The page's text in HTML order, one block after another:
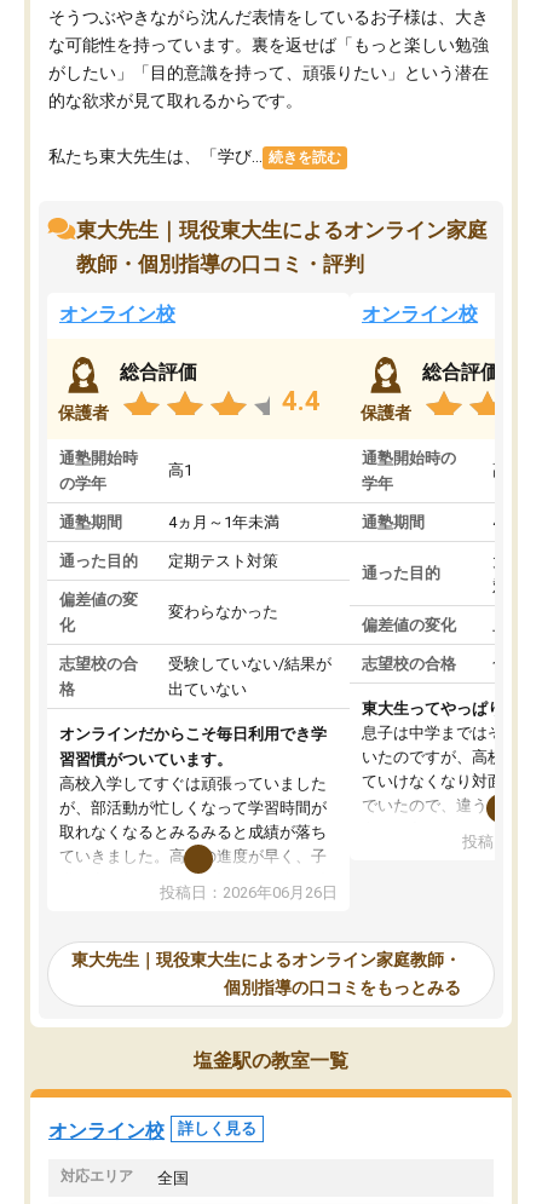
そうつぶやきながら沈んだ表情をしているお子様は、大き
な可能性を持っています。裏を返せば「もっと楽しい勉強
がしたい」「目的意識を持って、頑張りたい」という潜在
的な欲求が見て取れるからです。
私たち東大先生は、「学び... 続きを読む
東大先生｜現役東大生によるオンライン家庭
教師・個別指導の口コミ・評判
オンライン校
保護者
総合評価
4.4
通塾開始時
の学年
高1
通塾期間 4ヵ月～1年未満
通った目的 定期テスト対策
偏差値の変
化
変わらなかった
志望校の合
格
受験していない/結果が
出ていない
オンラインだからこそ毎日利用でき学
習習慣がついています。
高校入学してすぐは頑張っていました
が、部活動が忙しくなって学習時間が
取れなくなるとみるみると成績が落ち
ていきました。高校の進度が早く、子
供も家に帰って勉強の話すると嫌な反
応を示します。東大先生にお願いして
れるので、親としても安心です。毎日
使える自習室とかもあり、わからない
ところがあれば先生が回答してくれる
のも重宝しています。
投稿日：2026年06月26日
オンライン校
保護者
総合評価
通塾開始時の
学年
高3
通塾期間 4ヵ月
通った目的
大学
対策
偏差値の変化
志望校の合格 合格
東大生ってやっぱりすご
息子は中学まではそこそ
いたのですが、高校に入
ていけなくなり対面の塾
でいたので、違うアプロ
で、当初は模試でD判定
自習室が毎日使えていつ
るのが心強かったよう
謝です。
投稿日：
東大先生｜現役東大生によるオンライン家庭教師・
個別指導の口コミをもっとみる
塩釜駅の教室一覧
オンライン校 詳しく見る
対応エリア 全国